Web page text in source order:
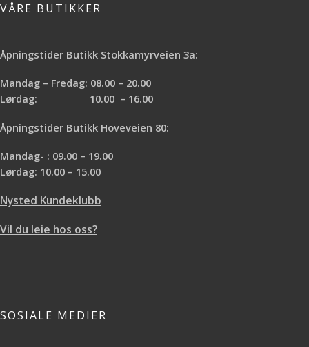
VÅRE BUTIKKER
Åpningstider Butikk Stokkamyrveien 3a:
Mandag – Fredag: 08.00 – 20.00
Lørdag: 10.00 – 16.00
Åpningstider Butikk Hoveveien 80:
Mandag- : 09.00 – 19.00
Lørdag: 10.00 – 15.00
Nysted Kundeklubb
Vil du leie hos oss?
SOSIALE MEDIER